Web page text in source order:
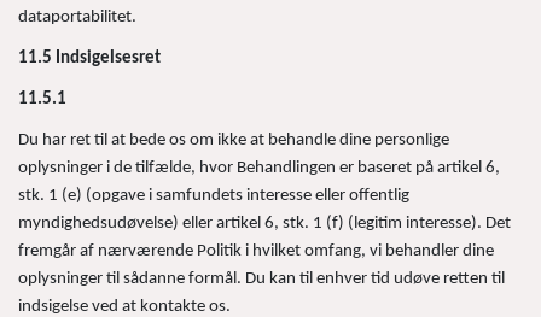
dataportabilitet.
11.5 Indsigelsesret
11.5.1
Du har ret til at bede os om ikke at behandle dine personlige
oplysninger i de tilfælde, hvor Behandlingen er baseret på artikel 6,
stk. 1 (e) (opgave i samfundets interesse eller offentlig
myndighedsudøvelse) eller artikel 6, stk. 1 (f) (legitim interesse). Det
fremgår af nærværende Politik i hvilket omfang, vi behandler dine
oplysninger til sådanne formål. Du kan til enhver tid udøve retten til
indsigelse ved at kontakte os.